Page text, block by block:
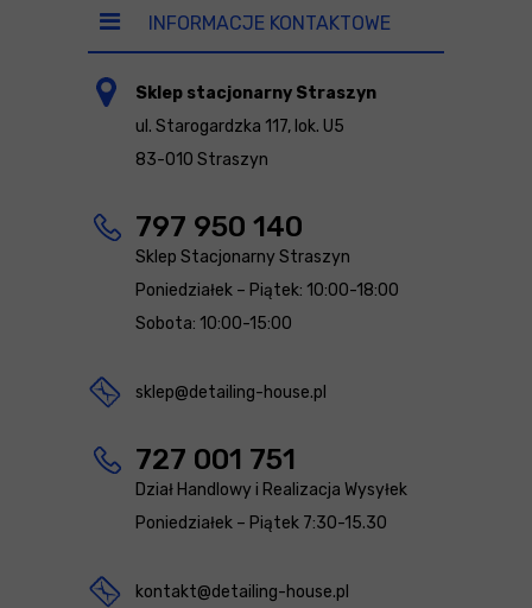
INFORMACJE KONTAKTOWE
Sklep stacjonarny Straszyn
ul. Starogardzka 117, lok. U5
83-010 Straszyn
797 950 140
Sklep Stacjonarny Straszyn
Poniedziałek – Piątek: 10:00-18:00
Sobota: 10:00-15:00
sklep@detailing-house.pl
727 001 751
Dział Handlowy i Realizacja Wysyłek
Poniedziałek – Piątek 7:30-15.30
kontakt@detailing-house.pl